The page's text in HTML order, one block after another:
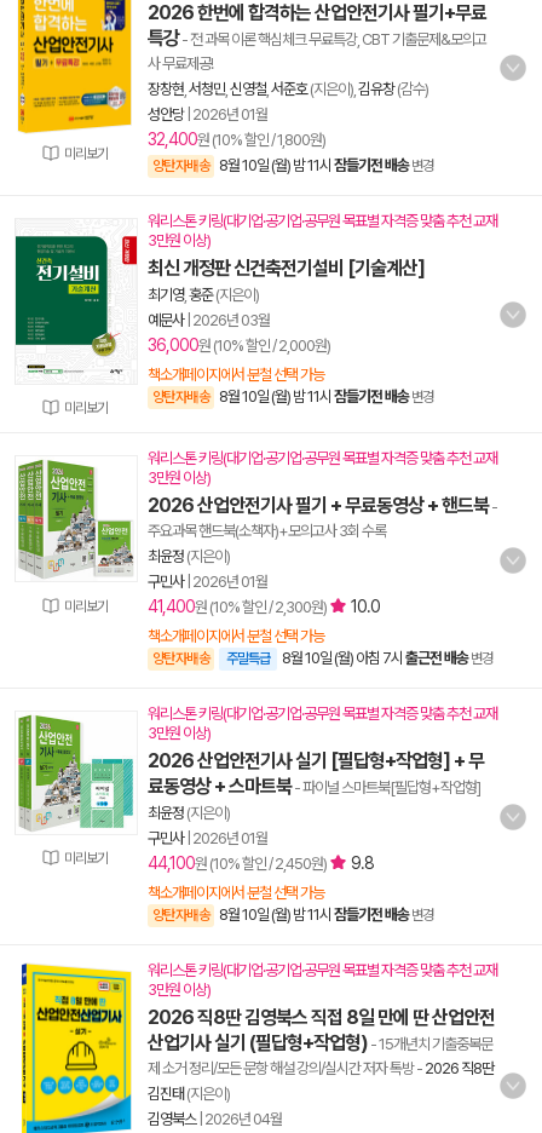
미리보기
2026 한번에 합격하는 산업안전기사 필기+무료
특강- 전 과목 이론 핵심체크 무료특강, CBT 기출문제&모의고
사 무료제공!
장창현 서청민, 신영철 서준호(지은이), 김유창(감수)
성안당| 2026년 01월
32,400원 (10% 할인 / 1,800원)
양탄자배송 8월 10일 (월) 밤 11시 잠들기전 배송 변경
미리보기
워리스톤 키링(대기업·공기업·공무원 목표별 자격증 맞춤 추천 교재
3만원 이상)
최신 개정판 신건축전기설비 [기술계산]
최기영, 홍준(지은이)
예문사| 2026년 03월
36,000원 (10% 할인 / 2,000원)
책소개페이지에서 분철 선택 가능
양탄자배송 8월 10일 (월) 밤 11시 잠들기전 배송 변경
미리보기
워리스톤 키링(대기업·공기업·공무원 목표별 자격증 맞춤 추천 교재
3만원 이상)
2026 산업안전기사 필기 + 무료동영상 + 핸드북-
주요과목 핸드북(소책자)+모의고사 3회 수록
최윤정 (지은이)
구민사| 2026년 01월
41,400원 (10% 할인 / 2,300원) 10.0
책소개페이지에서 분철 선택 가능
양탄자배송 주말특급 8월 10일 (월) 아침 7시 출근전 배송 변경
미리보기
워리스톤 키링(대기업·공기업·공무원 목표별 자격증 맞춤 추천 교재
3만원 이상)
2026 산업안전기사 실기 [필답형+작업형] + 무
료동영상 + 스마트북- 파이널 스마트북[필답형+작업형]
최윤정 (지은이)
구민사| 2026년 01월
44,100원 (10% 할인 / 2,450원) 9.8
책소개페이지에서 분철 선택 가능
양탄자배송 8월 10일 (월) 밤 11시 잠들기전 배송 변경
워리스톤 키링(대기업·공기업·공무원 목표별 자격증 맞춤 추천 교재
3만원 이상)
2026 직8딴 김영북스 직접 8일 만에 딴 산업안전
산업기사 실기 (필답형+작업형) - 15개년치 기출중복문
제 소거 정리/모든 문항 해설 강의/실시간 저자 톡방- 2026 직8딴
김진태 (지은이)
김영북스| 2026년 04월